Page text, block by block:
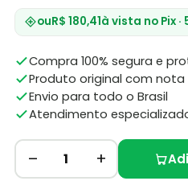
ouR$ 180,41à vista no Pix
Compra 100% segura e
Produto original com nota
Envio para todo o Brasil
Atendimento
– 1 +